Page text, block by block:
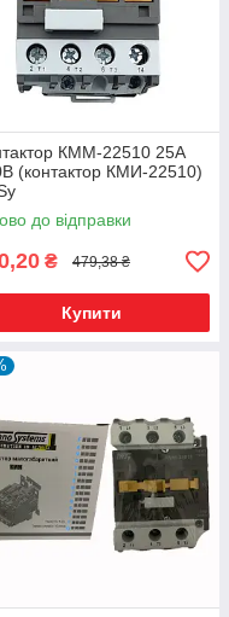
КММ-22510 25А
(контактор КМИ-22510)
до відправки
₴ 479,38 ₴
Купити